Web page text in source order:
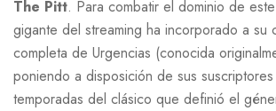
The Pitt. Para combatir el dominio de
gigante del streaming ha incorporado a su
completa de Urgencias (conocida
poniendo a disposición de sus suscriptores
temporadas del clásico que definió el